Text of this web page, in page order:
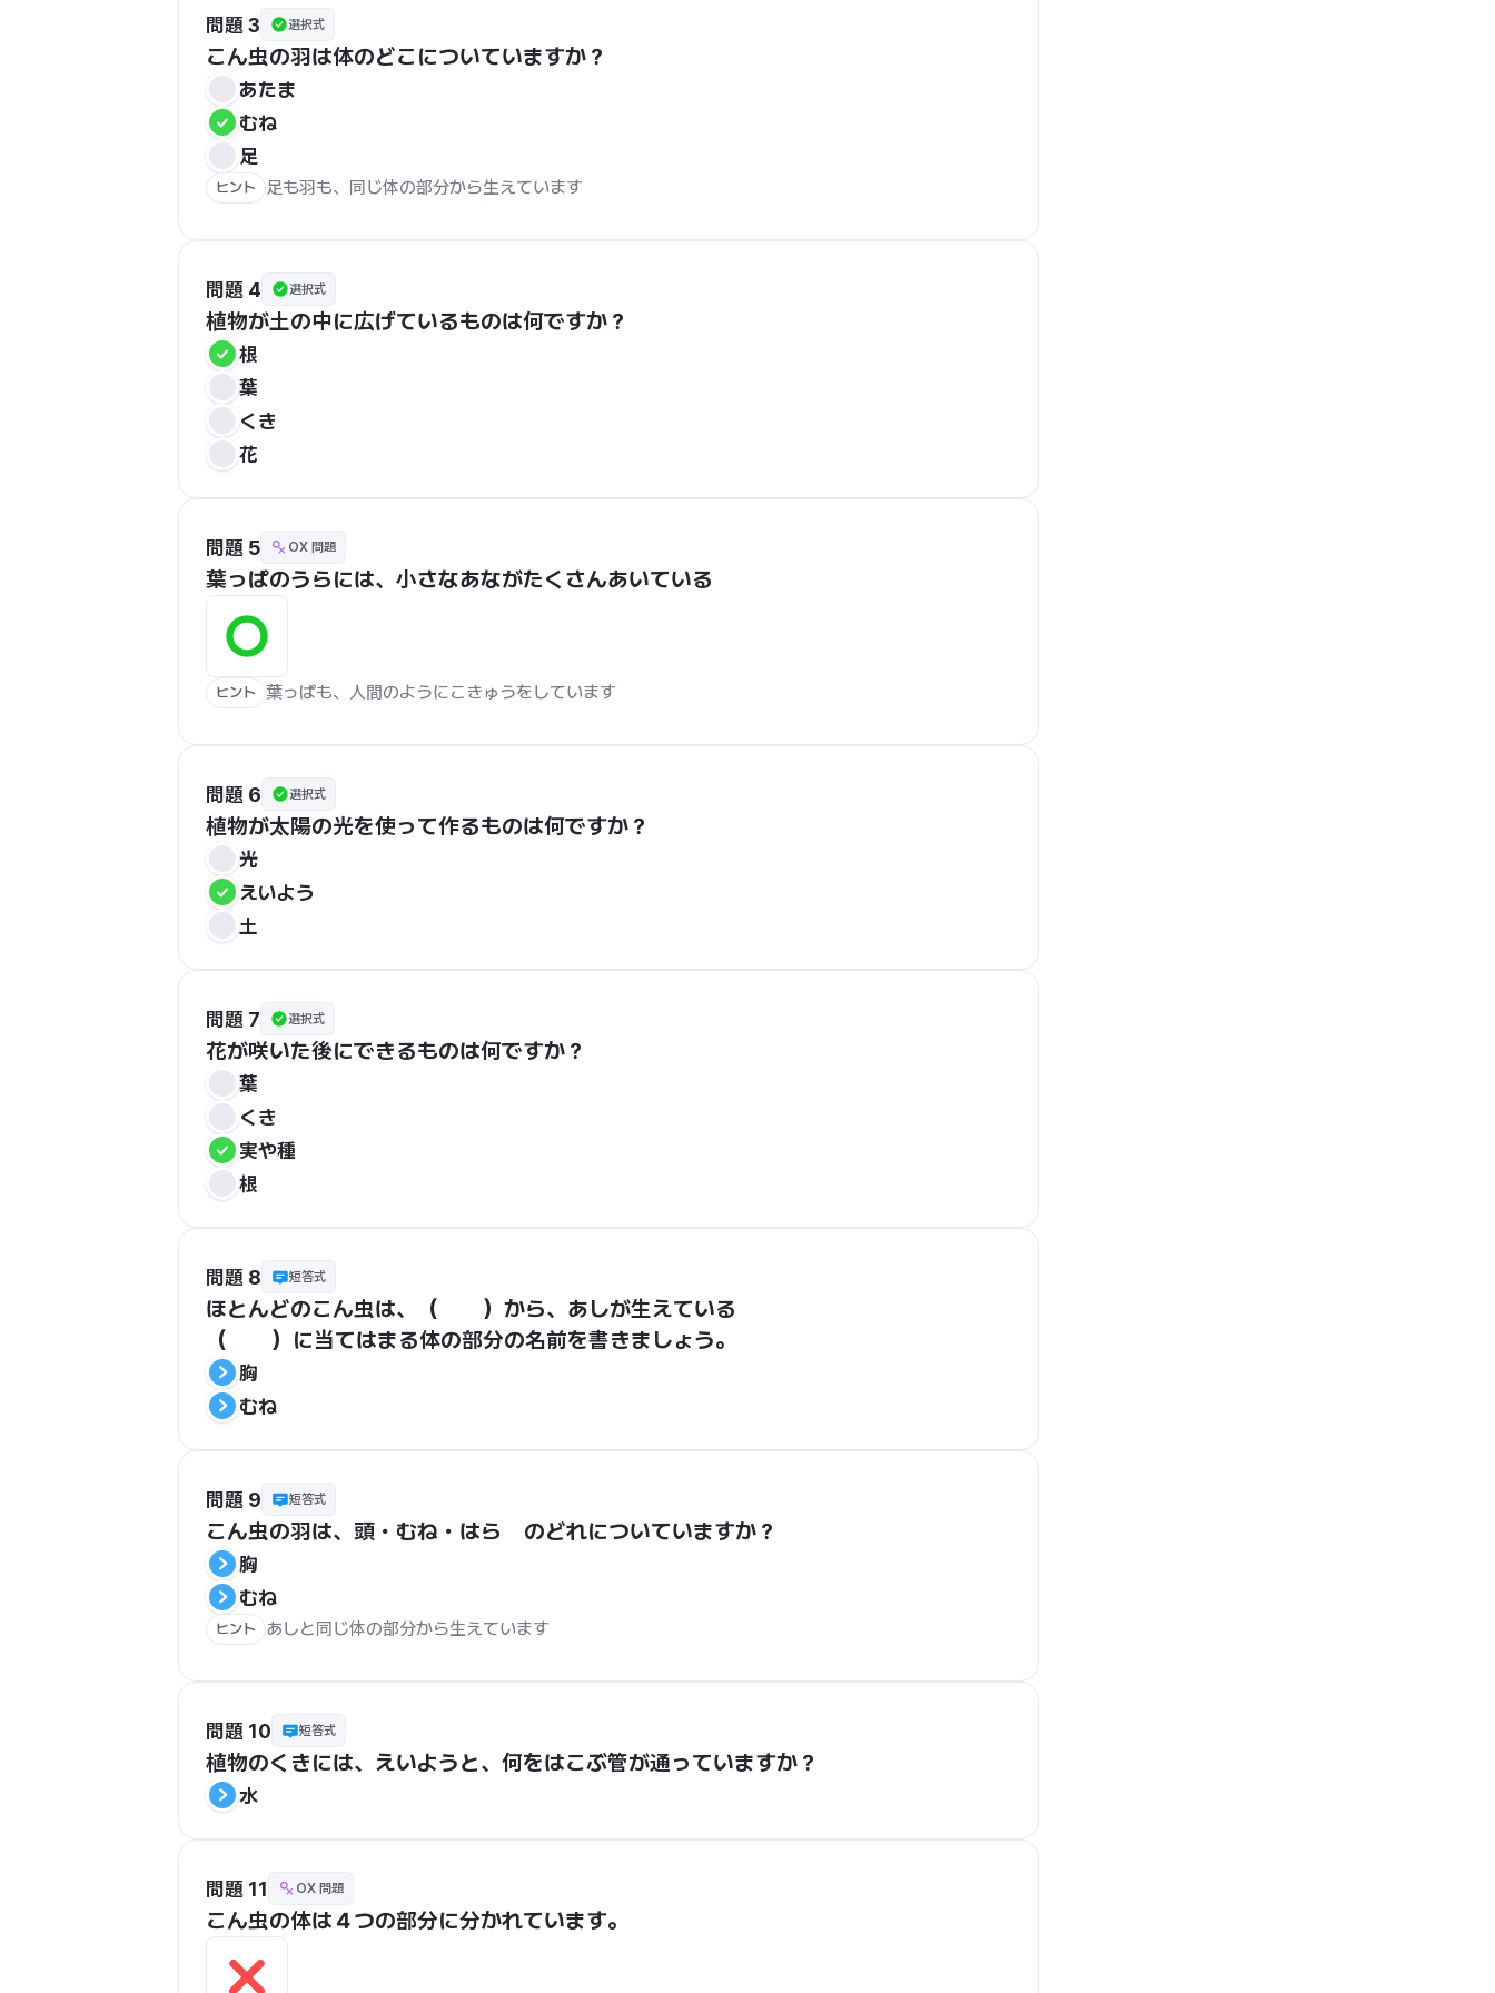
問題 3 選択式
こん虫の羽は体のどこについていますか？
あたま
むね
足
ヒント 足も羽も、同じ体の部分から生えています
問題 4 選択式
植物が土の中に広げているものは何ですか？
根
葉
くき
花
問題 5 OX 問題
葉っぱのうらには、小さなあながたくさんあいている
ヒント 葉っぱも、人間のようにこきゅうをしています
問題 6 選択式
植物が太陽の光を使って作るものは何ですか？
光
えいよう
土
問題 7 選択式
花が咲いた後にできるものは何ですか？
葉
くき
実や種
根
問題 8 短答式
ほとんどのこん虫は、（　　）から、あしが生えている
（　　）に当てはまる体の部分の名前を書きましょう。
胸
むね
問題 9 短答式
こん虫の羽は、頭・むね・はら　のどれについていますか？
胸
むね
ヒント あしと同じ体の部分から生えています
問題 10 短答式
植物のくきには、えいようと、何をはこぶ管が通っていますか？
水
問題 11 OX 問題
こん虫の体は４つの部分に分かれています。